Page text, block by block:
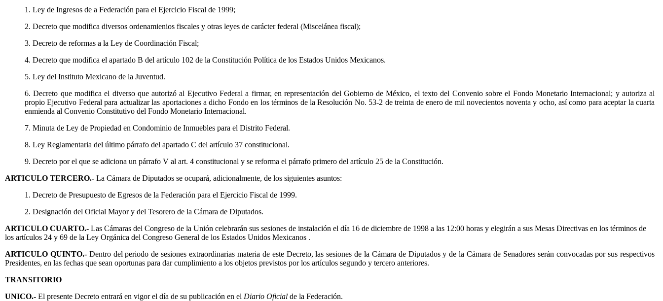
1. Ley de Ingresos de a Federación para el Ejercicio Fiscal de 1999;
2. Decreto que modifica diversos ordenamienios fiscales y otras leyes de carácter federal (Miscelánea fiscal);
3. Decreto de reformas a la Ley de Coordinación Fiscal;
4. Decreto que modifica el apartado B del artículo 102 de la Constitución Política de los Estados Unidos Mexicanos.
5. Ley del Instituto Mexicano de la Juventud.
6. Decreto que modifica el diverso que autorizó al Ejecutivo Federal a firmar, en representación del Gobierno de México, el texto del Convenio sobre el Fondo Monetario Internacional; y autoriza al
propio Ejecutivo Federal para actualizar las aportaciones a dicho Fondo en los términos de la Resolución No. 53-2 de treinta de enero de mil novecientos noventa y ocho, así como para aceptar la cuarta
enmienda al Convenio Constitutivo del Fondo Monetario Internacional.
7. Minuta de Ley de Propiedad en Condominio de Inmuebles para el Distrito Federal.
8. Ley Reglamentaria del último párrafo del apartado C del artículo 37 constitucional.
9. Decreto por el que se adiciona un párrafo V al art. 4 constitucional y se reforma el párrafo primero del artículo 25 de la Constitución.
ARTICULO TERCERO.- La Cámara de Diputados se ocupará, adicionalmente, de los siguientes asuntos:
1. Decreto de Presupuesto de Egresos de la Federación para el Ejercicio Fiscal de 1999.
2. Designación del Oficial Mayor y del Tesorero de la Cámara de Diputados.
ARTICULO CUARTO.- Las Cámaras del Congreso de la Unión celebrarán sus sesiones de instalación el día 16 de diciembre de 1998 a las 12:00 horas y elegirán a sus Mesas Directivas en los términos de
los artículos 24 y 69 de la Ley Orgánica del Congreso General de los Estados Unidos Mexicanos .
ARTICULO QUINTO.-Dentro del periodo de sesiones extraordinarias materia de este Decreto, las sesiones de la Cámara de Diputados y de la Cámara de Senadores serán convocadas por sus respectivos
Presidentes, en las fechas que sean oportunas para dar cumplimiento a los objetos previstos por los artículos segundo y tercero anteriores.
TRANSITORIO
UNICO.- El presente Decreto entrará en vigor el día de su publicación en el Diario Oficial de la Federación.